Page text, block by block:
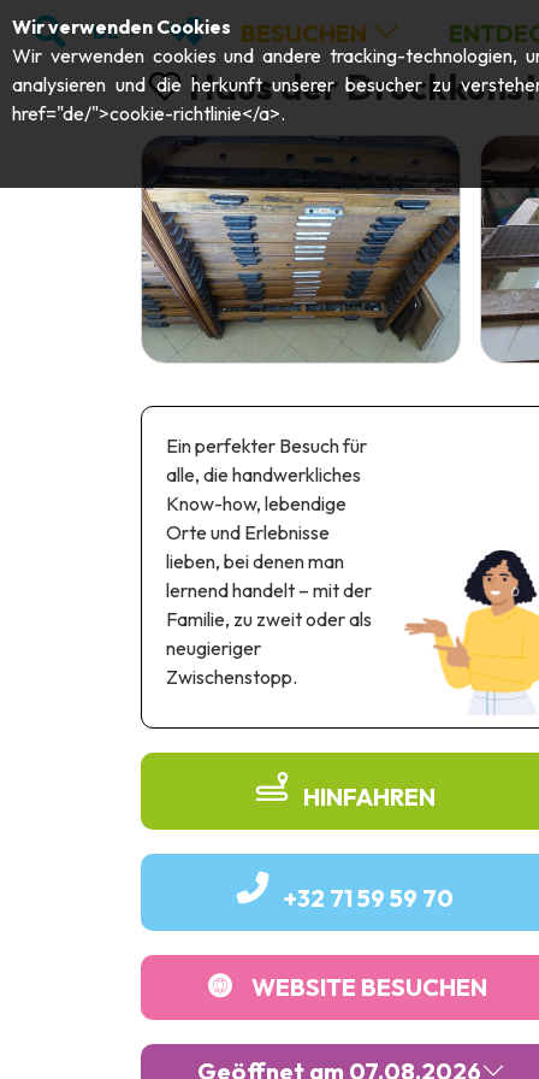
SUCHEN
DE MEINE FAVORITEN
BESUCHEN
Haus der Druckkunst
Ein perfekter Besuch für
alle, die handwerkliches
Know-how, lebendige
Orte und Erlebnisse
lieben, bei denen man
lernend handelt – mit der
Familie, zu zweit oder als
neugieriger
Zwischenstopp.
HINFAHREN
+32 71 59 59 70
WEBSITE BESUCHEN
Geöffnet am 07.08.2026
Wir verwenden Cookies
Wir verwenden cookies und andere tracking-technologien,
analysieren und die herkunft unserer besucher zu
href="de/">cookie-richtlinie</a>.